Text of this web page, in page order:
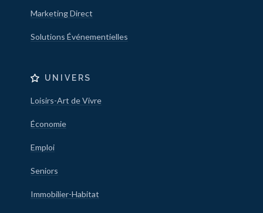
Marketing Direct
Solutions Événementielles
UNIVERS
Loisirs-Art de Vivre
Économie
Emploi
Seniors
Immobilier-Habitat